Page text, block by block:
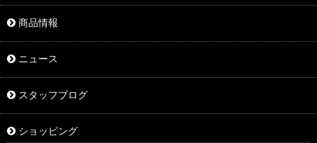
商品情報
ニュース
スタッフブログ
ショッピング